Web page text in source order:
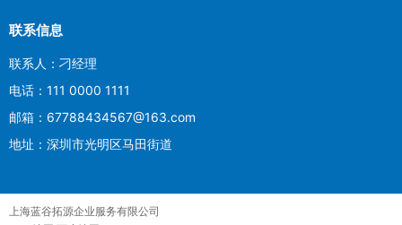
联系信息
联系人：刁经理
电话：111 0000 1111
邮箱：67788434567@163.com
地址：深圳市光明区马田街道
上海蓝谷拓源企业服务有限公司